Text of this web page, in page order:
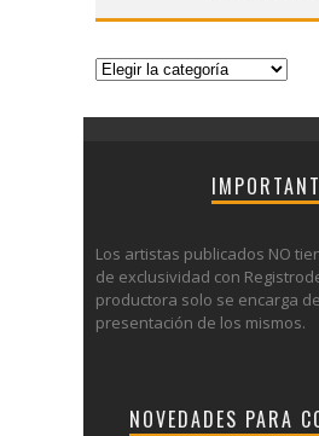
Categorías
Los artistas publicados NO
de exclusividad con
productora solo se encarga
presentación de los mismos.
NOVEDADES PARA